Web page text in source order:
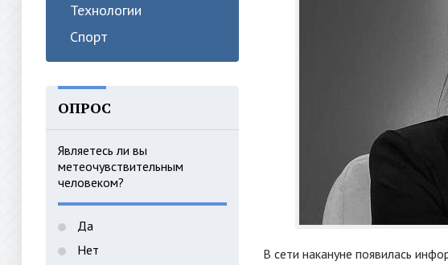
Технологии
Спорт
ОПРОС
Являетесь ли вы
метеочувствительным
человеком?
Да
Нет
В сети накануне появилась